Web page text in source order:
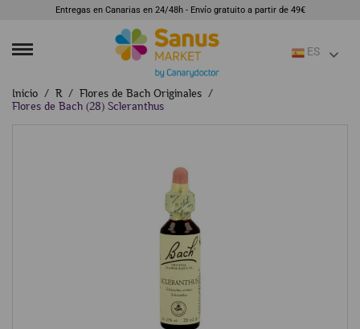
Entregas en Canarias en 24/48h - Envío gratuito a partir de 49€
ES
Inicio R
Flores de Bach Originales
Flores de Bach (28) Scleranthus